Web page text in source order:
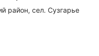
район, сел. Сузгарье